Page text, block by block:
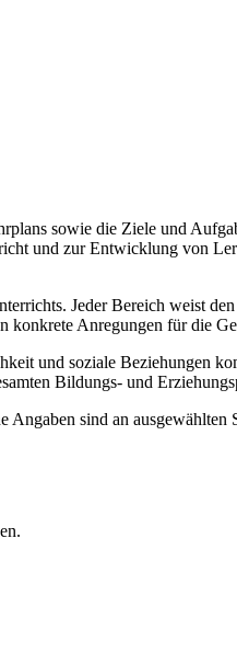
sowie die Ziele und
und zur Entwicklung von
Jeder Bereich weist
Anregungen für die
und soziale Beziehungen
Bildungs- und
sind an